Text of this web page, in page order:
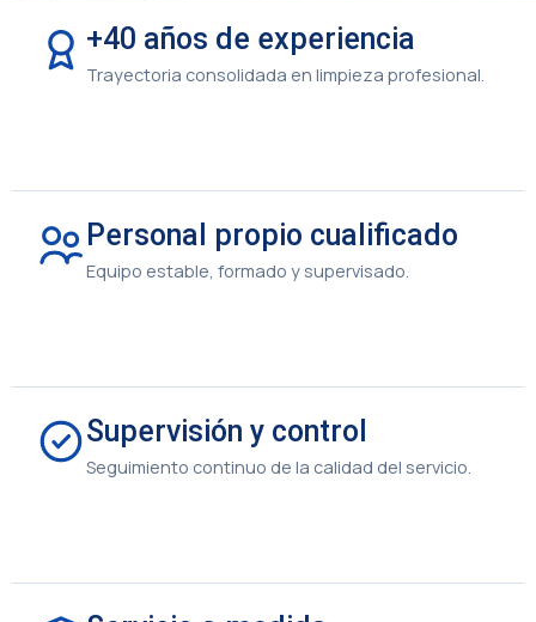
+40 años de experiencia
Trayectoria consolidada en limpieza profesional.
Personal propio cualificado
Equipo estable, formado y supervisado.
Supervisión y control
Seguimiento continuo de la calidad del servicio.